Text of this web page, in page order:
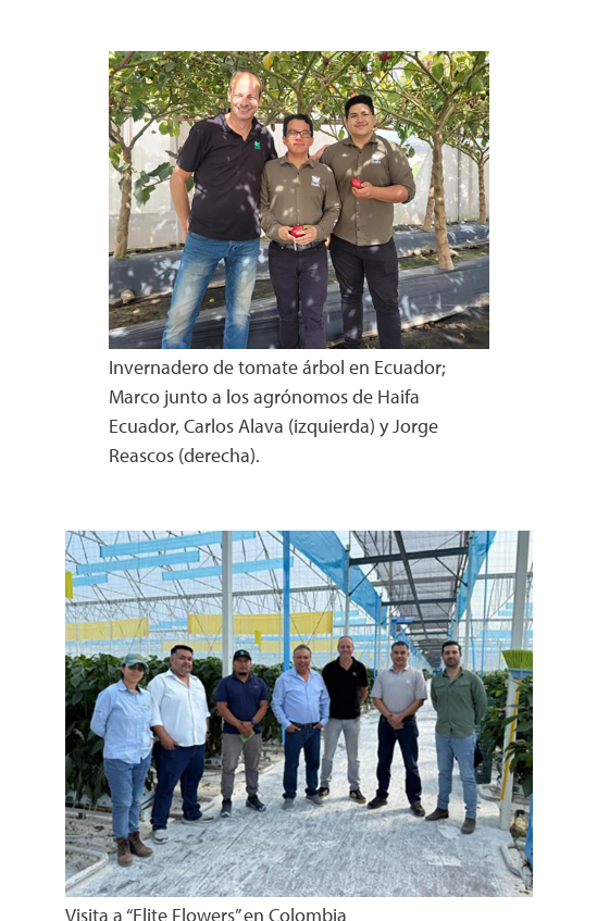
Invernadero de tomate árbol en Ecuador;
Marco junto a los agrónomos de Haifa
Ecuador, Carlos Alava (izquierda) y Jorge
Reascos (derecha).
Visita a “Elite Flowers” en Colombia